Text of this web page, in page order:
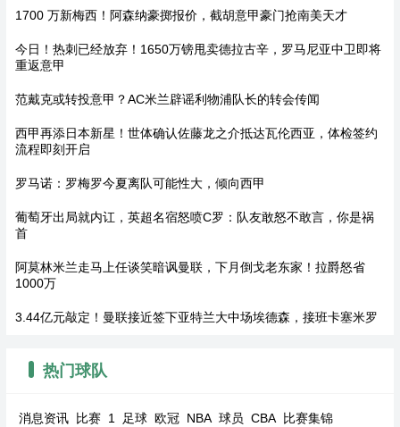
1700 万新梅西！阿森纳豪掷报价，截胡意甲豪门抢南美天才
今日！热刺已经放弃！1650万镑甩卖德拉古辛，罗马尼亚中卫即将
重返意甲
范戴克或转投意甲？AC米兰辟谣利物浦队长的转会传闻
西甲再添日本新星！世体确认佐藤龙之介抵达瓦伦西亚，体检签约
流程即刻开启
罗马诺：罗梅罗今夏离队可能性大，倾向西甲
葡萄牙出局就内讧，英超名宿怒喷C罗：队友敢怒不敢言，你是祸
首
阿莫林米兰走马上任谈笑暗讽曼联，下月倒戈老东家！拉爵怒省
1000万
3.44亿元敲定！曼联接近签下亚特兰大中场埃德森，接班卡塞米罗
热门球队
消息资讯 比赛 1 足球 欧冠 NBA 球员 CBA 比赛集锦